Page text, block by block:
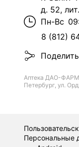
д. 52,
Пн-Вс
8 (812)
Аптека ДАО-
Петербург, ул.
Персональные